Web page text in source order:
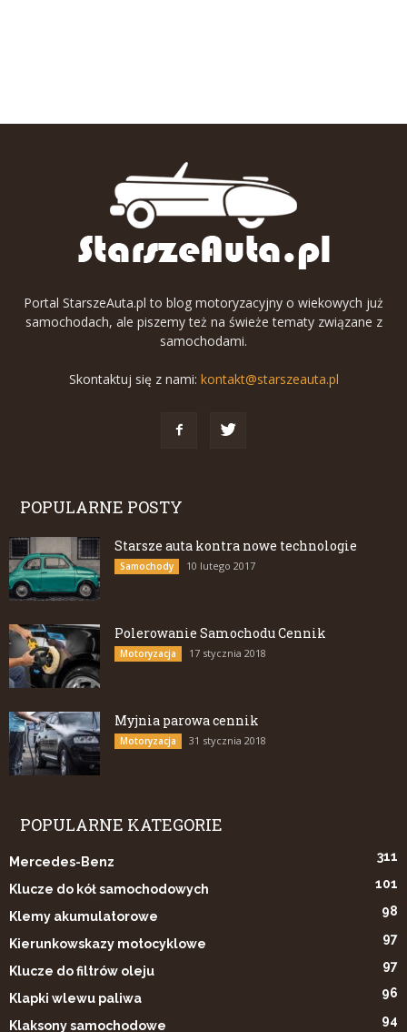
Portal StarszeAuta.pl to blog motoryzacyjny o wiekowych już
samochodach, ale piszemy też na świeże tematy związane z
samochodami.
Skontaktuj się z nami: kontakt@starszeauta.pl
POPULARNE POSTY
Starsze auta kontra nowe technologie
Samochody 10 lutego 2017
Polerowanie Samochodu Cennik
Motoryzacja 17 stycznia 2018
Myjnia parowa cennik
Motoryzacja 31 stycznia 2018
POPULARNE KATEGORIE
Mercedes-Benz 311
Klucze do kół samochodowych 101
Klemy akumulatorowe 98
Kierunkowskazy motocyklowe 97
Klucze do filtrów oleju 97
Klapki wlewu paliwa 96
Klaksony samochodowe 94